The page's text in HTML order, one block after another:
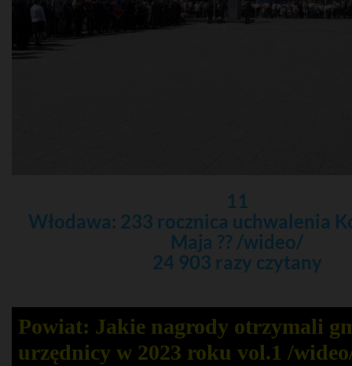
11
Włodawa: 233 rocznica uchwalenia
Maja ?? /wideo/
24 903 razy czytany
Powiat: Jakie nagrody otrzymali
urzędnicy w 2023 roku vol.1 /